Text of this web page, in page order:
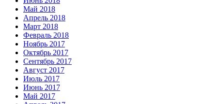
Май 2018
Апрель 2018
Март 2018
Февраль 2018
Ноябрь 2017
Октябрь 2017
Сентябрь 2017
Август 2017
Июль 2017
Июнь 2017
Май 2017